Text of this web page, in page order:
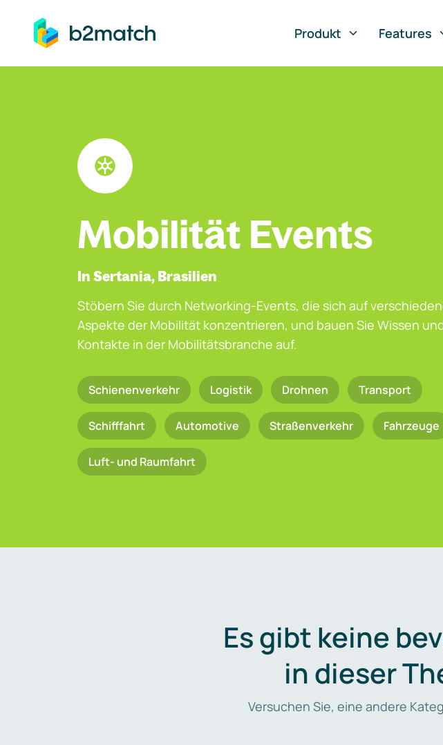
springen
Produkt
Features
Mobilität Events
In Sertania, Brasilien
Stöbern Sie durch Networking-Events, die sich auf
Aspekte der Mobilität konzentrieren, und bauen Sie Wissen
Kontakte in der Mobilitätsbranche auf.
Schienenverkehr Logistik Drohnen Transport
Schifffahrt Automotive Straßenverkehr Fahrzeuge
Luft- und Raumfahrt
Es gibt keine
in dieser
Versuchen Sie, eine andere